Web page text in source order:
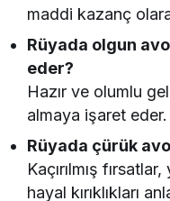
maddi kazanç
Rüyada olgun
eder?
Hazır ve olumlu
almaya işaret eder.
Rüyada çürük
Kaçırılmış
hayal kırıklıkları